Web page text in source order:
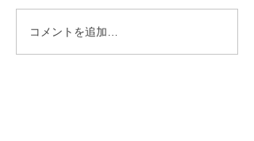
【行政視察】愛媛県西予
市_オフィス改革の取組み
コメントを追加…